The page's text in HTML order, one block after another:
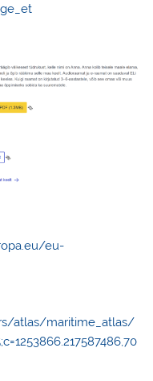
eu-
atlas/maritime_atlas/